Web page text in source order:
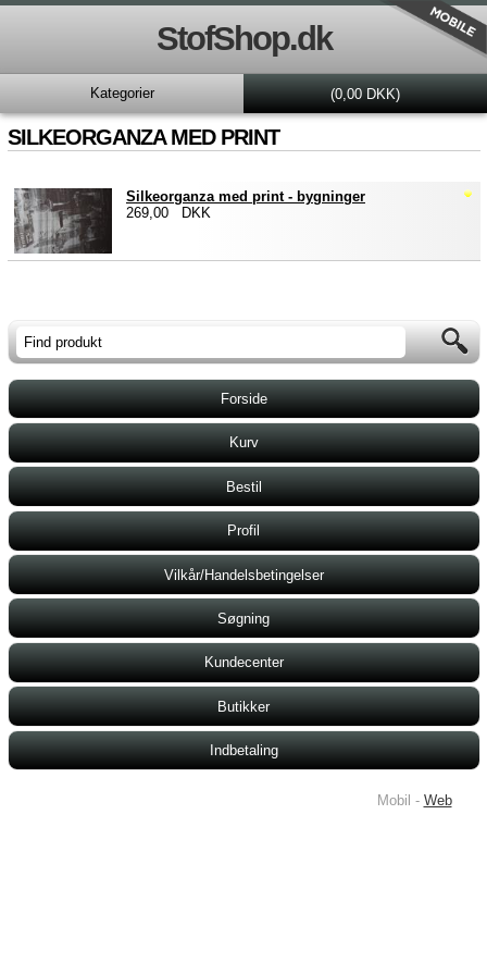
StofShop.dk
Kategorier (0,00 DKK)
SILKEORGANZA MED PRINT
Silkeorganza med print - bygninger
269,00 DKK
Forside
Kurv
Bestil
Profil
Vilkår/Handelsbetingelser
Søgning
Kundecenter
Butikker
Indbetaling
Mobil - Web